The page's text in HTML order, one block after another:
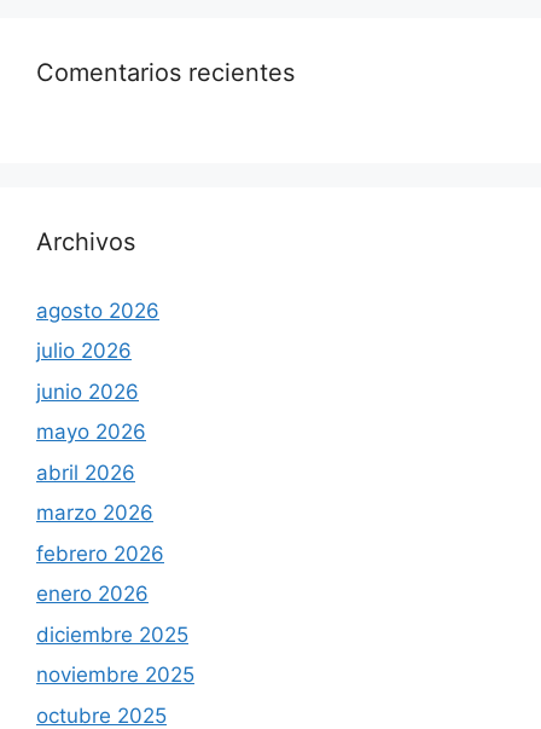
Comentarios recientes
Archivos
agosto 2026
julio 2026
junio 2026
mayo 2026
abril 2026
marzo 2026
febrero 2026
enero 2026
diciembre 2025
noviembre 2025
octubre 2025